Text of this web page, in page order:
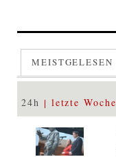
MEISTGELESEN
24h letzte Woche